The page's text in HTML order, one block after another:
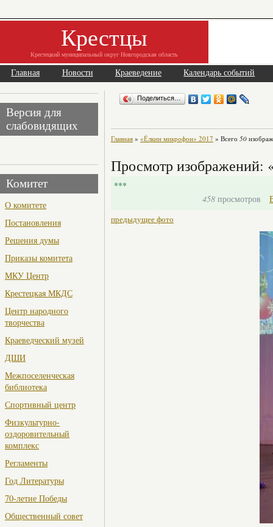
Крестцы
Крестецкий муниципальный округ Новгородская область
Главная Новости Краеведение Календарь событий
Версия для
слабовидящих
Комитет
О комитете
Постановления
Решения думы
Приказы комитета
МКУ Центр
Крестецкая МКДС
Центр народного
творчества
Краеведческий музей
ДШИ
Межпоселенческая
библиотека
Спортивный центр
Физкультурно-
оздоровительный
комплекс
Регламенты
Год Литературы
70-летие Победы
Общественный совет
Поделиться…
Главная » «Ёлкин микрофон» 2017 » Всего 50
Просмотр изображений:
***
458 просмотров
предыдущее фото